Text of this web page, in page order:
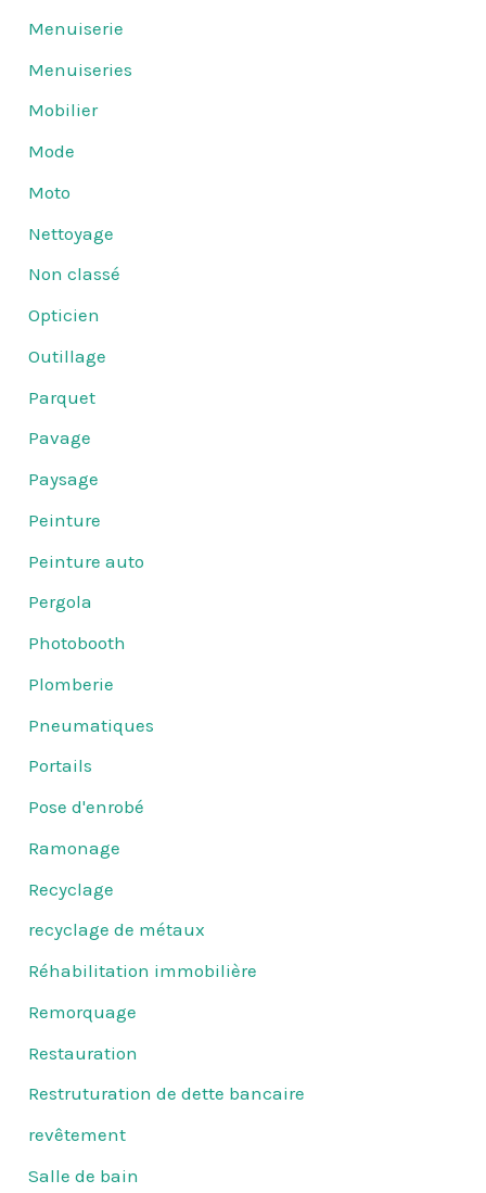
Menuiserie
Menuiseries
Mobilier
Mode
Moto
Nettoyage
Non classé
Opticien
Outillage
Parquet
Pavage
Paysage
Peinture
Peinture auto
Pergola
Photobooth
Plomberie
Pneumatiques
Portails
Pose d'enrobé
Ramonage
Recyclage
recyclage de métaux
Réhabilitation immobilière
Remorquage
Restauration
Restruturation de dette bancaire
revêtement
Salle de bain